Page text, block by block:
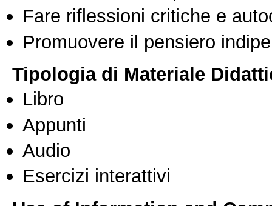
Fare riflessioni critiche e
Promuovere il pensiero
Tipologia di Materiale
Libro
Appunti
Audio
Esercizi interattivi